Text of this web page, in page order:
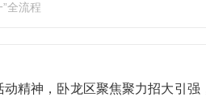
全流程
精神，卧龙区聚焦聚力招大引强